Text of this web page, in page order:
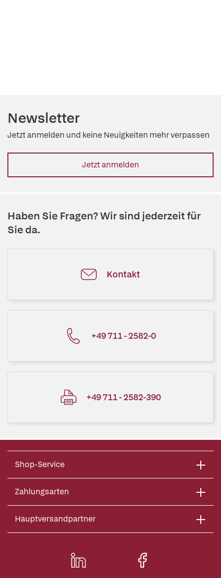
Newsletter
Jetzt anmelden und keine Neuigkeiten mehr verpassen
Jetzt anmelden
Haben Sie Fragen? Wir sind jederzeit für
Sie da.
Kontakt
+49 711 - 2582-0
+49 711 - 2582-390
Shop-Service
Zahlungsarten
Hauptversandpartner